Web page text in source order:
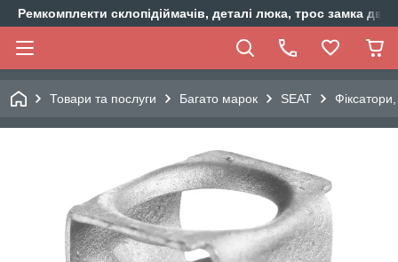
Ремкомплекти склопідіймачів, деталі люка, трос замка
Товари та послуги Багато марок SEAT